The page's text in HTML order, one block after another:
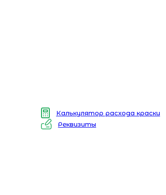
Калькулятор расхода краски
Реквизиты